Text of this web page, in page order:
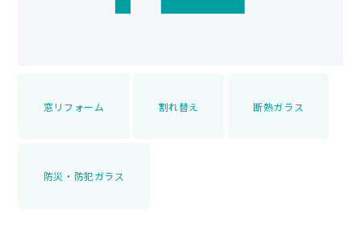
窓リフォーム 割れ替え 断熱ガラス
防災・防犯ガラス